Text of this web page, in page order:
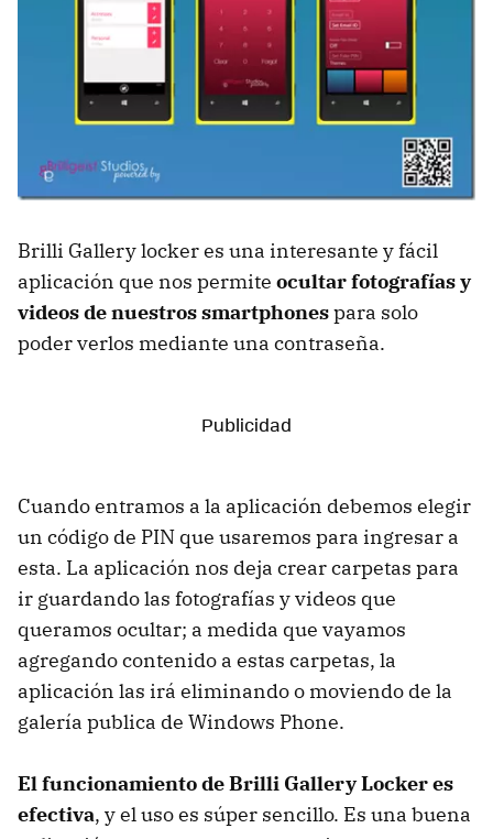
Brilli Gallery locker es una interesante y fácil
aplicación que nos permite ocultar fotografías y
videos de nuestros smartphonespara solo
poder verlos mediante una contraseña.
Cuando entramos a la aplicación debemos elegir
un código de PIN que usaremos para ingresar a
esta. La aplicación nos deja crear carpetas para
ir guardando las fotografías y videos que
queramos ocultar; a medida que vayamos
agregando contenido a estas carpetas, la
aplicación las irá eliminando o moviendo de la
galería publica de Windows Phone.
El funcionamiento de Brilli Gallery Locker es
efectiva, y el uso es súper sencillo. Es una buena